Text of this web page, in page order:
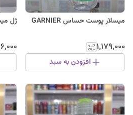
میسلار پوست حساس GARNIER
۱٬۱۷۹٬۰۰۰
افزودن به سبد
ژل